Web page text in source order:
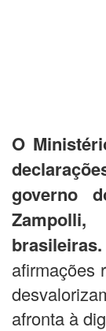
O
governo
afirmações
afronta à